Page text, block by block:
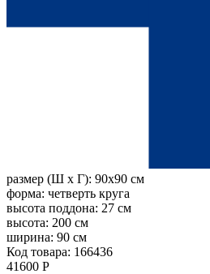
размер (Ш х Г): 90x90 см
форма: четверть круга
высота поддона: 27 см
высота: 200 см
ширина: 90 см
Код товара: 166436
41600 Р